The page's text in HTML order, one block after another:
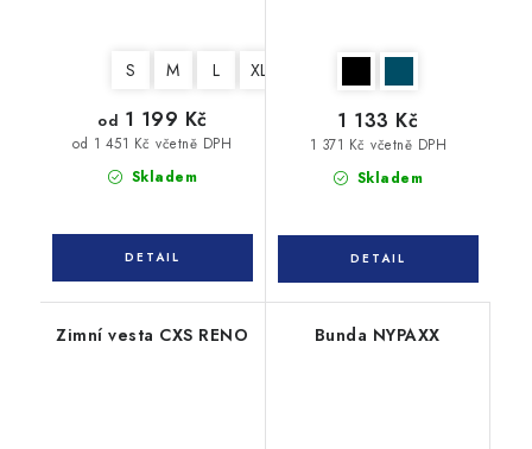
S M L XL
Skladem
od 1 451 Kč včetně DPH
od 1 199 Kč
Skladem
1 371 Kč včetně DPH
1 133 Kč
Zimní vesta CXS RENO Bunda NYPAXX